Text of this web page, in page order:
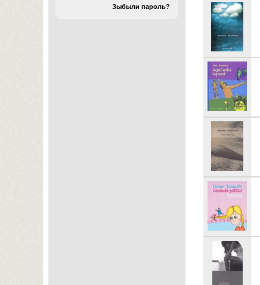
Зыбыли пароль?